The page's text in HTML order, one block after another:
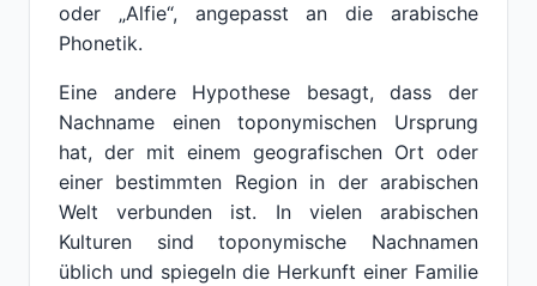
oder „Alfie“, angepasst an die arabische
Phonetik.
Eine andere Hypothese besagt, dass der
Nachname einen toponymischen Ursprung
hat, der mit einem geografischen Ort oder
einer bestimmten Region in der arabischen
Welt verbunden ist. In vielen arabischen
Kulturen sind toponymische Nachnamen
üblich und spiegeln die Herkunft einer Familie